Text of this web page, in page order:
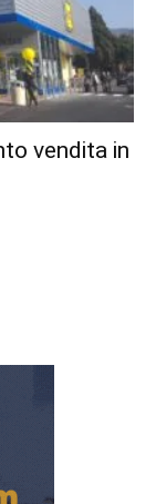
vendita in